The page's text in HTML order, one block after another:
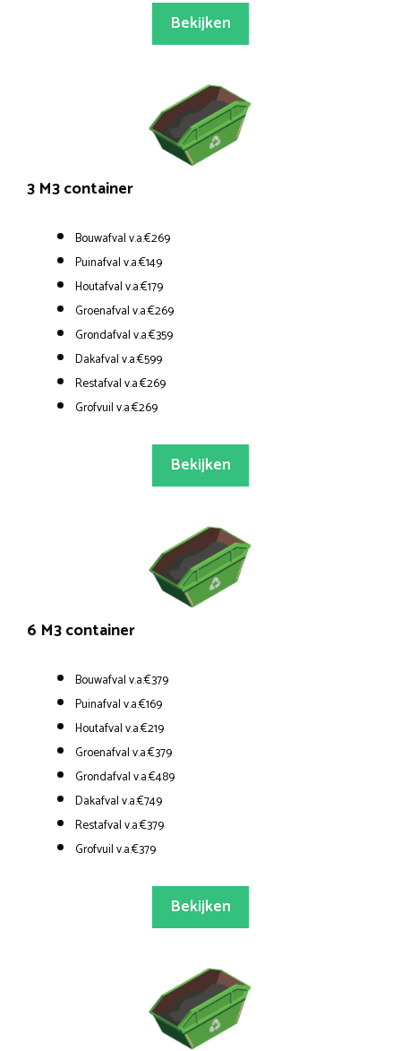
Bekijken
3 M3 container
Bouwafval v.a.€269
Puinafval v.a.€149
Houtafval v.a.€179
Groenafval v.a.€269
Grondafval v.a.€359
Dakafval v.a.€599
Restafval v.a.€269
Grofvuil v.a.€269
Bekijken
6 M3 container
Bouwafval v.a.€379
Puinafval v.a.€169
Houtafval v.a.€219
Groenafval v.a.€379
Grondafval v.a.€489
Dakafval v.a.€749
Restafval v.a.€379
Grofvuil v.a.€379
Bekijken